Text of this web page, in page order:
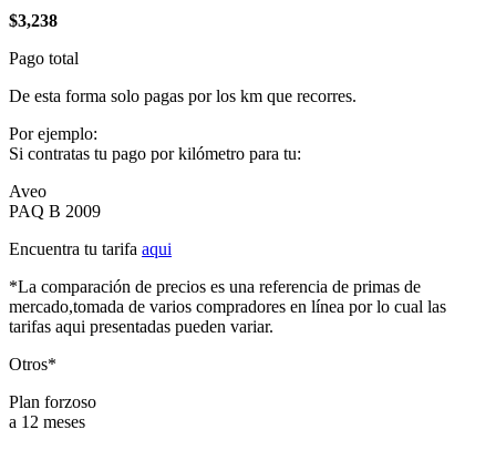
$3,238
Pago total
De esta forma solo pagas por los km que recorres.
Por ejemplo:
Si contratas tu pago por kilómetro para tu:
Aveo
PAQ B 2009
Encuentra tu tarifa aqui
*La comparación de precios es una referencia de primas de
mercado,tomada de varios compradores en línea por lo cual las
tarifas aqui presentadas pueden variar.
Otros*
Plan forzoso
a 12 meses